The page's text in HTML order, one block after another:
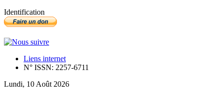
Identification
Liens internet
N° ISSN: 2257-6711
Lundi, 10 Août 2026